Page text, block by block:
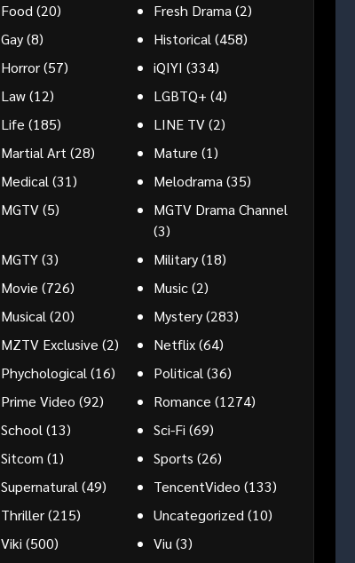
Food(20) Fresh Drama(2)
Gay(8) Historical(458)
Horror(57) iQIYI (334)
Law(12) LGBTQ+ (4)
Life (185) LINE TV(2)
Martial Art(28) Mature (1)
Medical(31) Melodrama(35)
MGTV(5)
MGTV Drama Channel
(3)
MGTY(3) Military(18)
Movie (726) Music(2)
Musical(20) Mystery(283)
MZTV Exclusive (2) Netflix(64)
Phychological(16) Political(36)
Prime Video (92) Romance (1274)
School(13) Sci-Fi (69)
Sitcom (1) Sports (26)
Supernatural(49) TencentVideo (133)
Thriller(215) Uncategorized(10)
Viki (500) Viu(3)